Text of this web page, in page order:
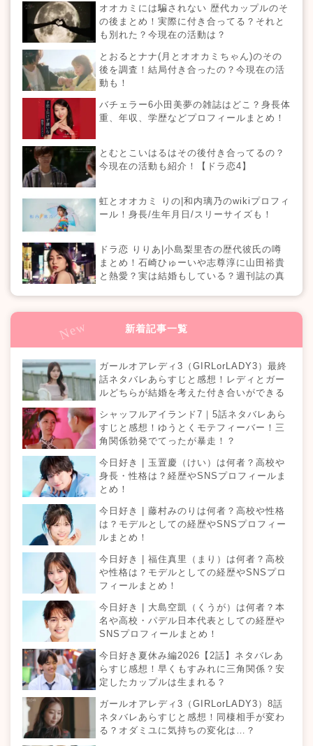
オオカミには騙されない 歴代カップルのそ
の後まとめ！実際に付き合ってる？それと
も別れた？今現在の活動は？
とおるとナナ(月とオオカミちゃん)のその
後を調査！結局付き合ったの？今現在の活
動も！
バチェラー6小田美夢の雑誌はどこ？身長体
重、年収、学歴などプロフィールまとめ！
とむとこいはるはその後付き合ってるの？
今現在の活動も紹介！【ドラ恋4】
虹とオオカミ りの|和内璃乃のwikiプロフィ
ール！身長/生年月日/スリーサイズも！
ドラ恋 りりあ|小島梨里杏の歴代彼氏の噂
まとめ！石崎ひゅーいや志尊淳に山田裕貴
と熱愛？実は結婚もしている？週刊誌の真
新着記事一覧
ガールオアレディ3（GIRLorLADY3）最終
話ネタバレあらすじと感想！レディとガー
ルどちらが結婚を考えた付き合いができる
シャッフルアイランド7｜5話ネタバレあら
すじと感想！ゆうとくモテフィーバー！三
角関係勃発でてったが暴走！？
今日好き | 玉置慶（けい）は何者？高校や
身長・性格は？経歴やSNSプロフィールま
とめ！
今日好き | 藤村みのりは何者？高校や性格
は？モデルとしての経歴やSNSプロフィー
ルまとめ！
今日好き | 福住真里（まり）は何者？高校
や性格は？モデルとしての経歴やSNSプロ
フィールまとめ！
今日好き | 大島空凱（くうが）は何者？本
名や高校・パデル日本代表としての経歴や
SNSプロフィールまとめ！
今日好き夏休み編2026【2話】ネタバレあ
らすじ感想！早くもすみれに三角関係？安
定したカップルは生まれる？
ガールオアレディ3（GIRLorLADY3）8話
ネタバレあらすじと感想！同棲相手が変わ
る？オダミユに気持ちの変化は…？